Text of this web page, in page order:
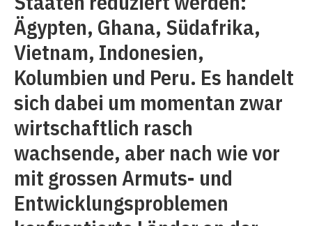
Ägypten, Ghana, Südafrika,
Vietnam, Indonesien,
Kolumbien und Peru. Es handelt
sich dabei um momentan zwar
wirtschaftlich rasch
wachsende, aber nach wie vor
mit grossen Armuts- und
Entwicklungsproblemen